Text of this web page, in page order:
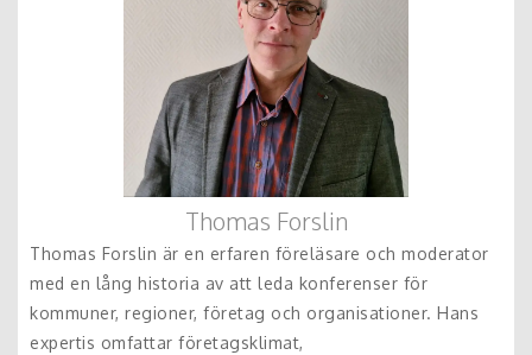
Thomas Forslin
Thomas Forslin är en erfaren föreläsare och moderator
med en lång historia av att leda konferenser för
kommuner, regioner, företag och organisationer. Hans
expertis omfattar företagsklimat,